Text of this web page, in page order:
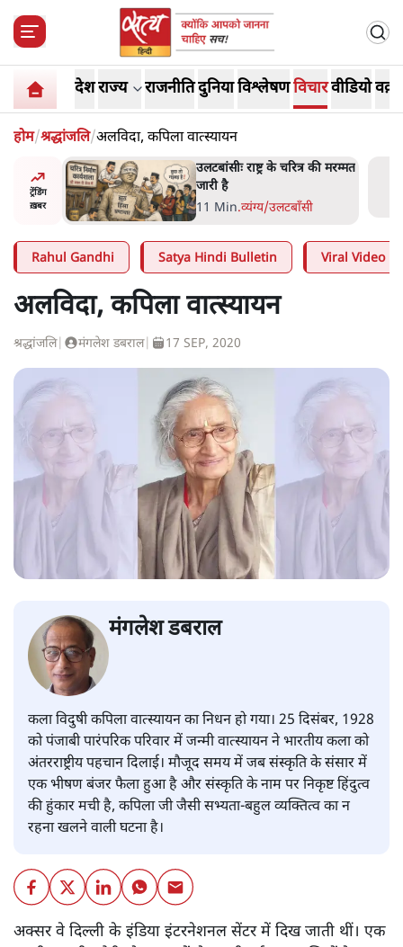
देशराज्य राजनीतिदुनियाविश्लेषणविचारवीडियो
होम/श्रद्धांजलि/अलविदा, कपिला वात्स्यायन
ट्रेंडिंग
ख़बर
पर
उलटबांसीः राष्ट्र के चरित्र की मरम्मत
जारी है
11 Min.व्यंग्य/उलटबाँसी
Rahul Gandhi Satya Hindi Bulletin Viral Video
अलविदा, कपिला वात्स्यायन
श्रद्धांजलि| मंगलेश डबराल| 17 SEP, 2020
मंगलेश डबराल
कला विदुषी कपिला वात्स्यायन का निधन हो गया। 25 दिसंबर, 1928
को पंजाबी पारंपरिक परिवार में जन्मी वात्स्यायन ने भारतीय कला को
अंतरराष्ट्रीय पहचान दिलाई। मौजूद समय में जब संस्कृति के संसार में
एक भीषण बंजर फैला हुआ है और संस्कृति के नाम पर निकृष्ट हिंदुत्व
की हुंकार मची है, कपिला जी जैसी सभ्यता-बहुल व्यक्तित्व का न
रहना खलने वाली घटना है।
अक्सर वे दिल्ली के इंडिया इंटरनेशनल सेंटर में दिख जाती थीं। एक